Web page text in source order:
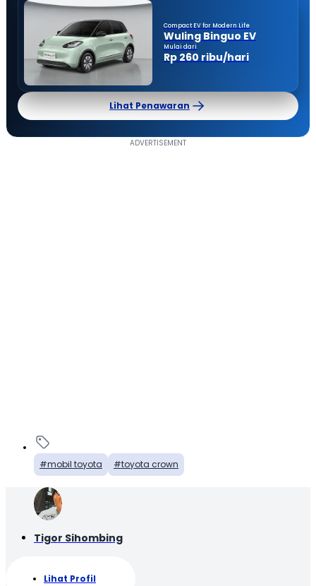
Compact EV for Modern Life
Wuling Binguo EV
Mulai dari
Rp 260 ribu/hari
Lihat Penawaran
mobil toyota toyota crown
Tigor Sihombing
Lihat Profil